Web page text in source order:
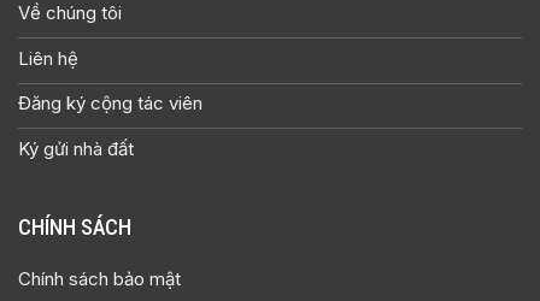
Về chúng tôi
Liên hệ
Đăng ký cộng tác viên
Ký gửi nhà đất
CHÍNH SÁCH
Chính sách bảo mật